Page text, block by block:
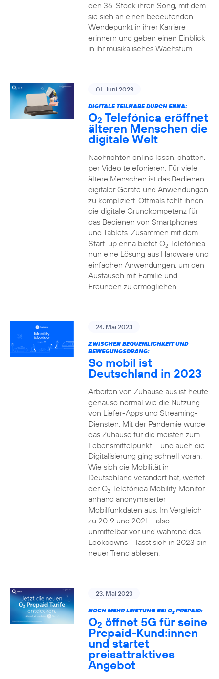
den 36. Stock ihren Song, mit dem
sie sich an einen bedeutenden
Wendepunkt in ihrer Karriere
erinnern und geben einen Einblick
in ihr musikalisches Wachstum.
01. Juni 2023
DIGITALE TEILHABE DURCH ENNA:
O2 Telefónica eröffnet
älteren Menschen die
digitale Welt
Nachrichten online lesen, chatten,
per Video telefonieren: Für viele
ältere Menschen ist das Bedienen
digitaler Geräte und Anwendungen
zu kompliziert. Oftmals fehlt ihnen
die digitale Grundkompetenz für
das Bedienen von Smartphones
und Tablets. Zusammen mit dem
Start-up enna bietet O2Telefónica
nun eine Lösung aus Hardware und
einfachen Anwendungen, um den
Austausch mit Familie und
Freunden zu ermöglichen.
24. Mai 2023
ZWISCHEN BEQUEMLICHKEIT UND
BEWEGUNGSDRANG:
So mobil ist
Deutschland in 2023
Arbeiten von Zuhause aus ist heute
genauso normal wie die Nutzung
von Liefer-Apps und Streaming-
Diensten. Mit der Pandemie wurde
das Zuhause für die meisten zum
Lebensmittelpunkt – und auch die
Digitalisierung ging schnell voran.
Wie sich die Mobilität in
Deutschland verändert hat, wertet
der O2Telefónica Mobility Monitor
anhand anonymisierter
Mobilfunkdaten aus. Im Vergleich
zu 2019 und 2021 – also
unmittelbar vor und während des
Lockdowns – lässt sich in 2023 ein
neuer Trend ablesen.
23. Mai 2023
NOCH MEHR LEISTUNG BEI O2PREPAID:
O2 öffnet 5G für seine
Prepaid-Kund:innen
und startet
preisattraktives
Angebot